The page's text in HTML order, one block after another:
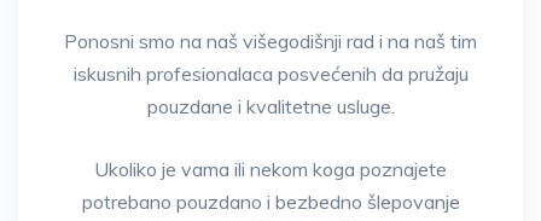
Ponosni smo na naš višegodišnji rad i na naš tim
iskusnih profesionalaca posvećenih da pružaju
pouzdane i kvalitetne usluge.
Ukoliko je vama ili nekom koga poznajete
potrebano pouzdano i bezbedno šlepovanje